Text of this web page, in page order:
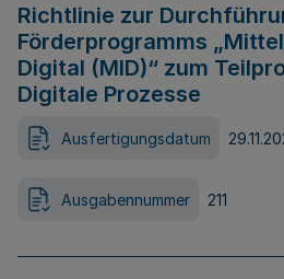
Richtlinie zur
Förderprogramms
Digital (MID)“ zum
Digitale Prozesse
Ausfertigungsdatum
Ausgabennummer 211